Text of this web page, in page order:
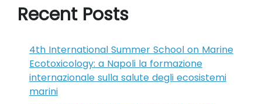
Recent Posts
4th International Summer School on Marine
Ecotoxicology: a Napoli la formazione
internazionale sulla salute degli ecosistemi
marini